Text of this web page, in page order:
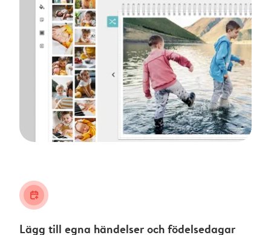
calendar_plus
Lägg till egna händelser och födelsedagar